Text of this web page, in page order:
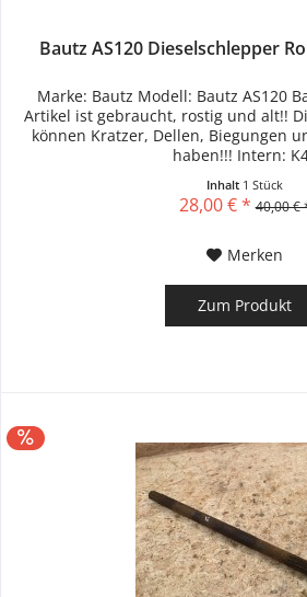
Bautz AS120 Dieselschlepper
Marke: Bautz Modell: Bautz AS120
Artikel ist gebraucht, rostig und alt!!
können Kratzer, Dellen, Biegungen
haben!!! Intern:
Inhalt 1 Stück
28,00 € * 40,00 €
Merken
Zum Produkt